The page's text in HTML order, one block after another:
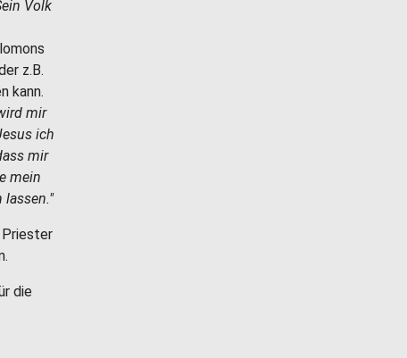
Volk
z.B.
kann.
mir
ich
mir
mein
lassen."
Priester
die